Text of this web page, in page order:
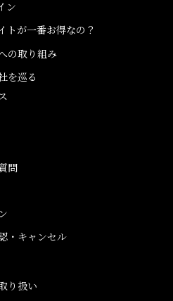
ン
トが一番お得なの？
の取り組み
を巡る
問
・キャンセル
り扱い